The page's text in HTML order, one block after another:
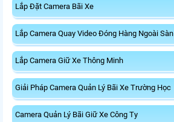
Lắp Đặt Camera Bãi Xe
Lắp Camera Quay Video Đóng Hàng Ngoài Sàn
Lắp Camera Giữ Xe Thông Minh
Giải Pháp Camera Quản Lý Bãi Xe Trường Học
Camera Quản Lý Bãi Giữ Xe Công Ty